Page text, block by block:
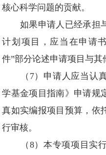
核心科学问题的贡献。
如果申请人已经承担
计划项目，应当在申请
件”部分论述申请项目与其
（7）申请人应当认真
学基金项目指南》申请规
真如实编报项目预算，依
行审核。
（8）本专项项目实行